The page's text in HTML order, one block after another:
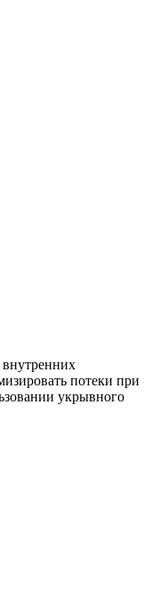
внутренних
потеки при
укрывного